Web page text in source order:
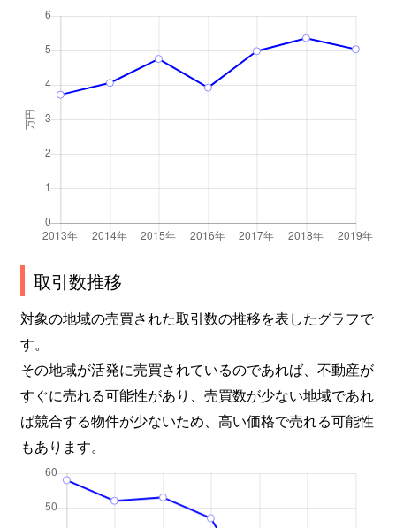
取引数推移
対象の地域の売買された取引数の推移を表したグラフで
す。
その地域が活発に売買されているのであれば、不動産が
すぐに売れる可能性があり、売買数が少ない地域であれ
ば競合する物件が少ないため、高い価格で売れる可能性
もあります。